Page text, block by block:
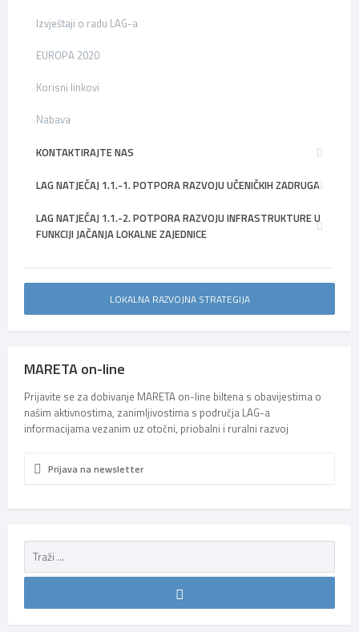
Izvještaji o radu LAG-a
EUROPA 2020
Korisni linkovi
Nabava
KONTAKTIRAJTE NAS
LAG NATJEČAJ 1.1.-1. POTPORA RAZVOJU UČENIČKIH ZADRUGA
LAG NATJEČAJ 1.1.-2. POTPORA RAZVOJU INFRASTRUKTURE U
FUNKCIJI JAČANJA LOKALNE ZAJEDNICE
LOKALNA RAZVOJNA STRATEGIJA
MARETA on-line
Prijavite se za dobivanje MARETA on-line biltena s obavijestima o
našim aktivnostima, zanimljivostima s područja LAG-a
informacijama vezanim uz otočni, priobalni i ruralni razvoj
Prijava na newsletter